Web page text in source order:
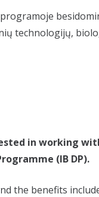
technologijų,
in working
(IB DP).
the benefits